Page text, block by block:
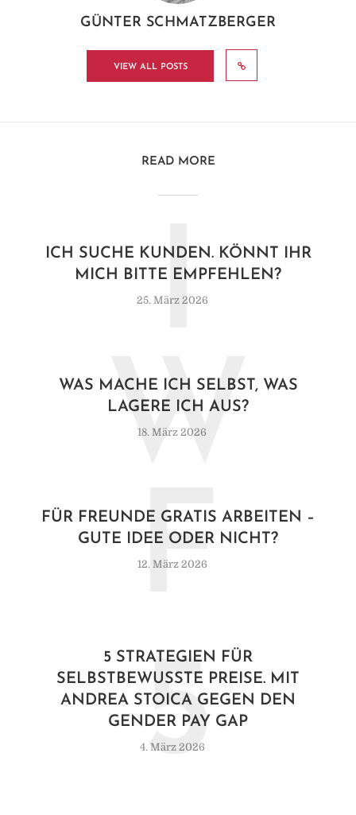
GÜNTER SCHMATZBERGER
VIEW ALL POSTS
READ MORE
ICH SUCHE KUNDEN. KÖNNT IHR
MICH BITTE EMPFEHLEN?
25. März 2026
I
WAS MACHE ICH SELBST, WAS
LAGERE ICH AUS?
18. März 2026
W
FÜR FREUNDE GRATIS ARBEITEN –
GUTE IDEE ODER NICHT?
12. März 2026
F
5 STRATEGIEN FÜR
SELBSTBEWUSSTE PREISE. MIT
ANDREA STOICA GEGEN DEN
GENDER PAY GAP
4. März 2026
5